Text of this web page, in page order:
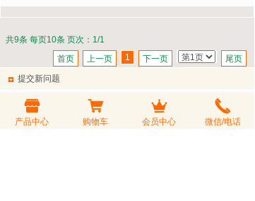
共9条 每页10条 页次：1/1
首页
上一页 1 下一页
尾页
提交新问题
问题分类
悬赏积分
产品中心 购物车 会员中心 微信/电话